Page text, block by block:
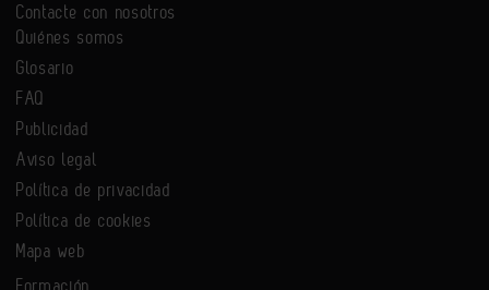
Contacte con nosotros
Quiénes somos
Glosario
FAQ
Publicidad
Aviso legal
Política de privacidad
Política de cookies
Mapa web